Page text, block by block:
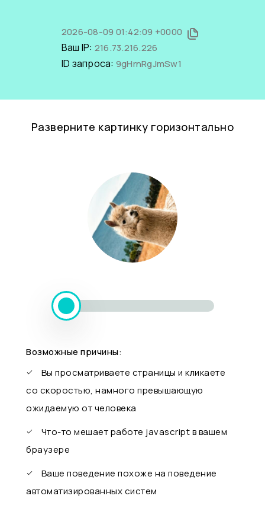
2026-08-09 01:42:09 +0000
Ваш IP: 216.73.216.226
ID запроса: 9gHrnRgJmSw1
Разверните картинку горизонтально
Возможные причины:
Вы просматриваете страницы и кликаете
со скоростью, намного превышающую
ожидаемую от человека
Что-то мешает работе javascript в вашем
браузере
Ваше поведение похоже на поведение
автоматизированных систем